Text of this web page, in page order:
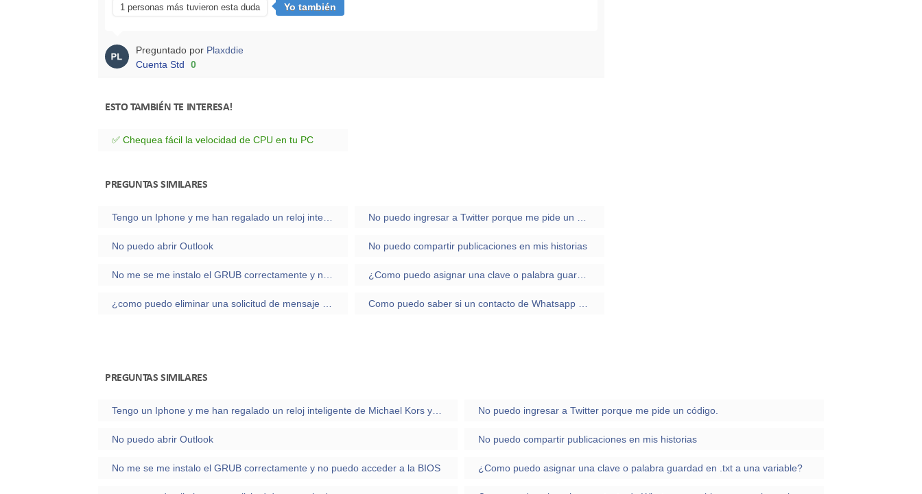
1 personas más tuvieron esta duda Yo también
Preguntado por Plaxddie
Cuenta Std
0
ESTO TAMBIÉN TE INTERESA!
✅ Chequea fácil la velocidad de CPU en tu PC
PREGUNTAS SIMILARES
No puedo abrir Outlook No puedo compartir publicaciones en mis historias
PREGUNTAS SIMILARES
No puedo ingresar a Twitter porque me pide un código.
No puedo abrir Outlook No puedo compartir publicaciones en mis historias
No me se me instalo el GRUB correctamente y no puedo acceder a la BIOS ¿Como puedo asignar una clave o palabra guardad en .txt a una variable?